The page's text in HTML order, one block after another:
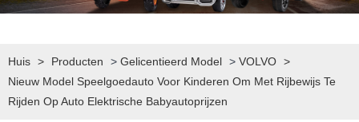
Huis > Producten > Gelicentieerd Model > VOLVO >
Nieuw Model Speelgoedauto Voor Kinderen Om Met Rijbewijs Te
Rijden Op Auto Elektrische Babyautoprijzen